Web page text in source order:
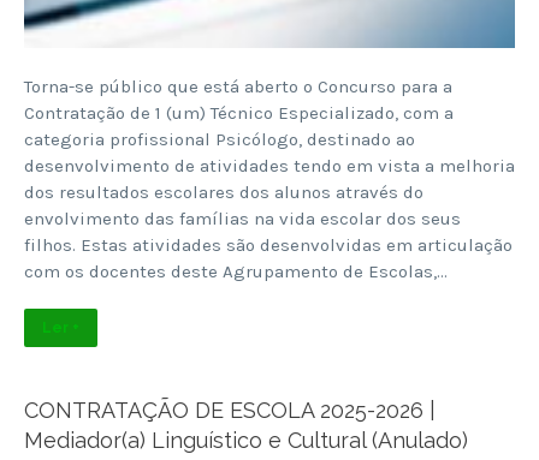
Torna-se público que está aberto o Concurso para a
Contratação de 1 (um) Técnico Especializado, com a
categoria profissional Psicólogo, destinado ao
desenvolvimento de atividades tendo em vista a melhoria
dos resultados escolares dos alunos através do
envolvimento das famílias na vida escolar dos seus
filhos. Estas atividades são desenvolvidas em articulação
com os docentes deste Agrupamento de Escolas,…
Ler +
CONTRATAÇÃO DE ESCOLA 2025-2026 |
Mediador(a) Linguístico e Cultural (Anulado)